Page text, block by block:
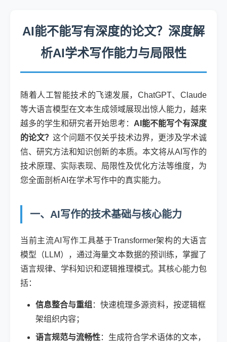
AI能不能写有深度的论文？深度解
析AI学术写作能力与局限性
随着人工智能技术的飞速发展，ChatGPT、Claude
等大语言模型在文本生成领域展现出惊人能力，越来
越多的学生和研究者开始思考： AI能不能写个有深度
的论文？ 这个问题不仅关乎技术边界，更涉及学术诚
信、研究方法和知识创新的本质。本文将从AI写作的
技术原理、实际表现、局限性及优化方法等维度，为
您全面剖析AI在学术写作中的真实能力。
一、AI写作的技术基础与核心能力
当前主流AI写作工具基于Transformer架构的大语言
模型（LLM），通过海量文本数据的预训练，掌握了
语言规律、学科知识和逻辑推理模式。其核心能力包
括：
信息整合与重组 ：快速梳理多源资料，按逻辑框
架组织内容；
语言规范与流畅性：生成符合学术语体的文本，